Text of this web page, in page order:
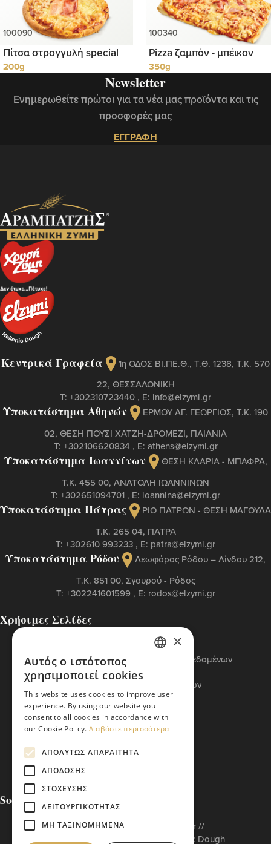
Πίτσα στρογγυλή special
200g
Pizza ζαμπόν - μπέικον
350g
Newsletter
Ενημερωθείτε πρώτοι για τα νέα μας προϊόντα και τις
προσφορές μας
ΕΓΓΡΑΦΗ
Κεντρικά Γραφεία
1η ΟΔΟΣ ΒΙ.ΠΕ.Θ., Τ.Θ. 1238, Τ.Κ. 570
22, ΘΕΣΣΑΛΟΝΙΚΗ
Τ: +302310723440 , Ε: info@elzymi.gr
Υποκατάστημα Αθηνών
ΕΡΜΟΥ ΑΓ. ΓΕΩΡΓΙΟΣ, T.K. 190
02, ΘΕΣΗ ΠΟΥΣΙ ΧΑΤΖΗ-ΔΡΟΜΕΖΙ, ΠΑΙΑΝΙΑ
Τ: +302106620834 , Ε: athens@elzymi.gr
Υποκατάστημα Ιωαννίνων
ΘΕΣΗ ΚΛΑΡΙΑ - ΜΠΑΦΡΑ,
Τ.Κ. 455 00, ΑΝΑΤΟΛΗ ΙΩΑΝΝΙΝΩΝ
Τ: +302651094701 , Ε: ioannina@elzymi.gr
Υποκατάστημα Πάτρας
ΡΙΟ ΠΑΤΡΩΝ - ΘΕΣΗ ΜΑΓΟΥΛΑ
Τ.Κ. 265 04, ΠΑΤΡΑ
Τ: +302610 993233 , Ε: patra@elzymi.gr
Υποκατάστημα Ρόδου
Λεωφόρος Ρόδου – Λίνδου 212,
T.K. 851 00, Σγουρού - Ρόδος
Τ: +302241601599 , Ε: rodos@elzymi.gr
Χρήσιμες Σελίδες
Επικοινωνία
Πολιτική Cookies
Πολιτική Προστασίας Προσωπικών Δεδομένων
Όροι Χρήσης
Πολιτική Διαχείρισης Αναφορών
Βασικός Κώδικας ETI
Social Media
Copyright © 2026 Arabatzis Hellenic Dough
Built to matter by // Don'tMatter //
×
Αυτός ο ιστότοπος
χρησιμοποιεί cookies
This website uses cookies to improve user
experience. By using our website you
consent to all cookies in accordance with
our Cookie Policy. Διαβάστε περισσότερα
ΑΠΟΛΎΤΩΣ ΑΠΑΡΑΊΤΗΤΑ
ΑΠΌΔΟΣΗΣ
ΣΤΌΧΕΥΣΗΣ
ΛΕΙΤΟΥΡΓΙΚΌΤΗΤΑΣ
ΜΗ ΤΑΞΙΝΟΜΗΜΈΝΑ